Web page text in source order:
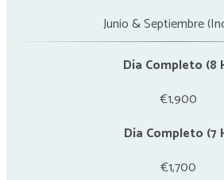
Junio & Septiembre
Día Completo (8
€1,900
Día Completo (7
€1,700